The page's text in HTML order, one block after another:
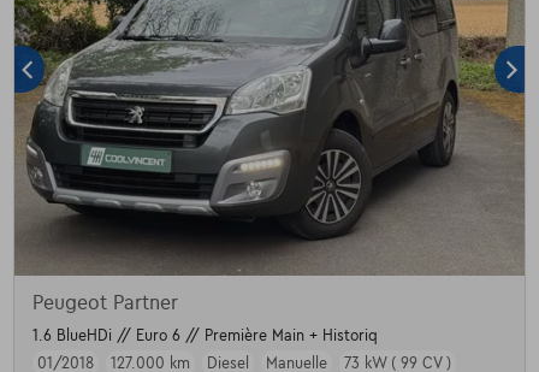
Peugeot Partner
1.6 BlueHDi // Euro 6 // Première Main + Historiq
01/2018
127.000 km Diesel Manuelle 73 kW ( 99 CV )